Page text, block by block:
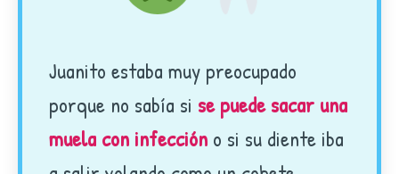
Juanito estaba muy preocupado
porque no sabía si se puede sacar una
muela con infección o si su diente iba